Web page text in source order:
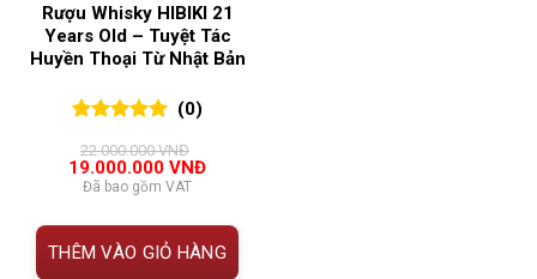
Rượu Whisky HIBIKI 21
Years Old – Tuyệt Tác
Huyền Thoại Từ Nhật Bản
đánh giá
(0)
22.000.000VNĐ
Giá
gốc
22.000.000 VNĐ.
19.000.000 VNĐGiá
là:
19.000.000 VNĐ.
Đã bao gồm VAT
THÊM VÀO GIỎ HÀNG